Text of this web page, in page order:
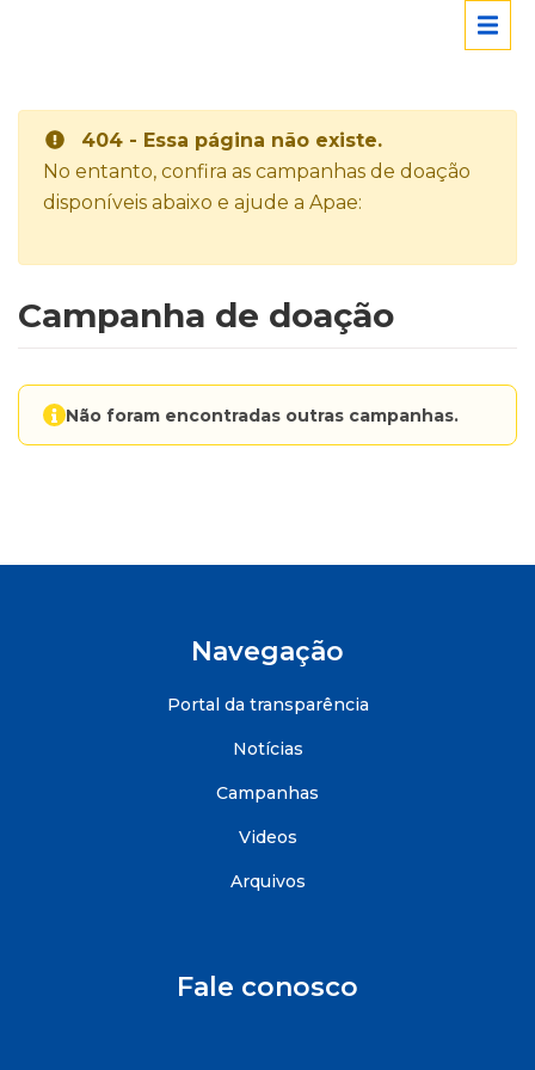
404 - Essa página não existe.
No entanto, confira as campanhas de doação
disponíveis abaixo e ajude a Apae:
Campanha de doação
Não foram encontradas outras campanhas.
Navegação
Portal da transparência
Notícias
Campanhas
Videos
Arquivos
Fale conosco